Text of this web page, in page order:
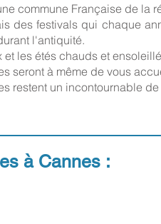
commune Française de la
des festivals qui chaque
l'antiquité.
les étés chauds et
seront à même de vous
restent un incontournable de
à Cannes :